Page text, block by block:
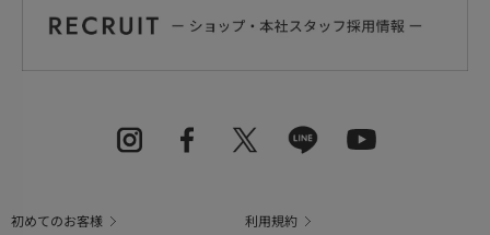
初めてのお客様 利用規約